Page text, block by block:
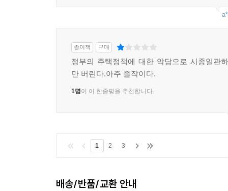
종이책 구매
정부의 주택정책에 대한 악담으로 시종일관
만 버린다.아주 졸작이다.
1명이 이 한줄평을 추천합니다.
1 2 3
배송/반품/교환 안내